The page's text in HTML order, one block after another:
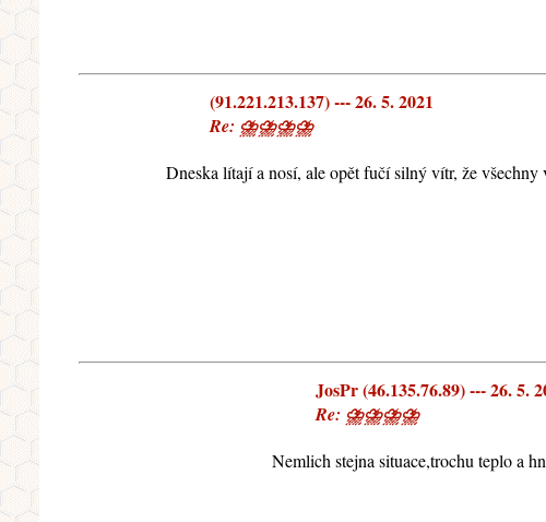
(91.221.213.137) --- 26. 5. 2021
Re: ⛈⛈⛈⛈
Dneska lítají a nosí, ale opět fučí silný vítr, že
JosPr (46.135.76.89) --- 26. 5.
Re: ⛈⛈⛈⛈
Nemlich stejna situace,trochu teplo a